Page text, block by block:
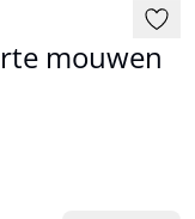
mouwen